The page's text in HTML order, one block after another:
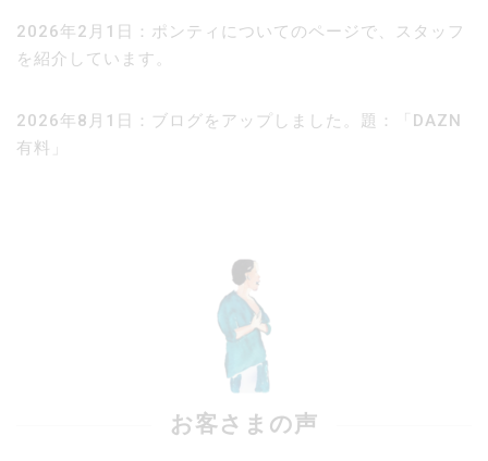
2026年2月1日：ポンティについてのページで、スタッフ
を紹介しています。
2026年8月1日：ブログをアップしました。題：「DAZN
有料」
お客さまの声